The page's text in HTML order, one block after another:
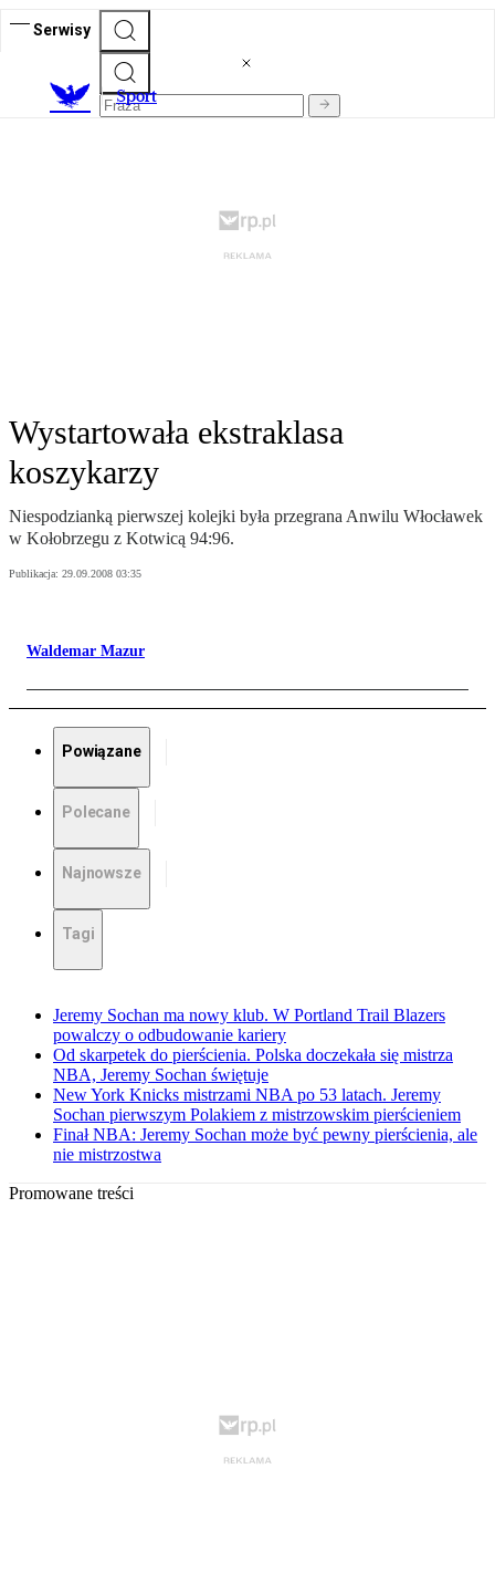
Serwisy
Sport
Wystartowała ekstraklasa
koszykarzy
Niespodzianką pierwszej kolejki była przegrana Anwilu Włocławek
w Kołobrzegu z Kotwicą 94:96.
Publikacja: 29.09.2008 03:35
Waldemar Mazur
Powiązane
Polecane
Najnowsze
Tagi
Jeremy Sochan ma nowy klub. W Portland Trail Blazers
powalczy o odbudowanie kariery
Od skarpetek do pierścienia. Polska doczekała się mistrza
NBA, Jeremy Sochan świętuje
New York Knicks mistrzami NBA po 53 latach. Jeremy
Sochan pierwszym Polakiem z mistrzowskim pierścieniem
Finał NBA: Jeremy Sochan może być pewny pierścienia, ale
nie mistrzostwa
Promowane treści